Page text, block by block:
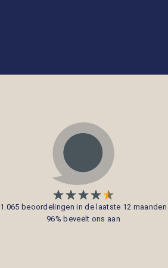
1.065 beoordelingen in de laatste 12 maanden
96% beveelt ons aan